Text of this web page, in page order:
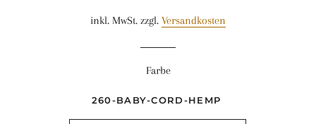
inkl. MwSt. zzgl. Versandkosten
Farbe
260-BABY-CORD-HEMP